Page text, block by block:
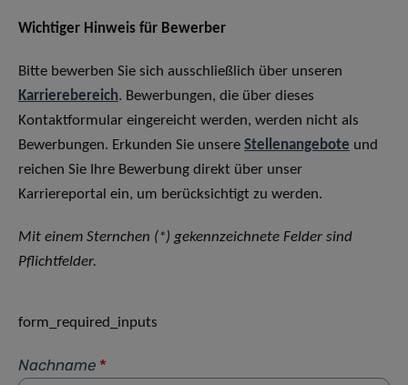
Wichtiger Hinweis für Bewerber
Bitte bewerben Sie sich ausschließlich über unseren
Karrierebereich. Bewerbungen, die über dieses
Kontaktformular eingereicht werden, werden nicht als
Bewerbungen. Erkunden Sie unsere Stellenangebote und
reichen Sie Ihre Bewerbung direkt über unser
Karriereportal ein, um berücksichtigt zu werden.
Mit einem Sternchen (*) gekennzeichnete Felder sind
Pflichtfelder.
form_required_inputs
Nachname *